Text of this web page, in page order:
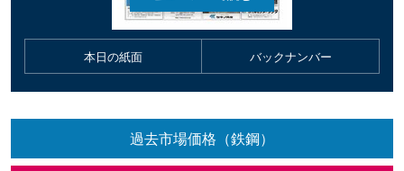
本日の紙面 バックナンバー
過去市場価格（鉄鋼）